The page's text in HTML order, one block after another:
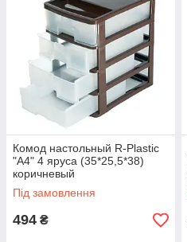
Комод настольный R-Plastic
"А4" 4 яруса (35*25,5*38)
коричневый
Під замовлення
494 ₴